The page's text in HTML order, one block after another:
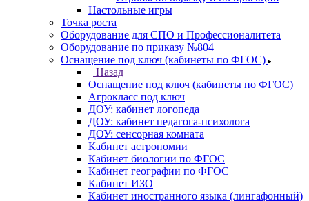
Настольные игры
Точка роста
Оборудование для СПО и Профессионалитета
Оборудование по приказу №804
Оснащение под ключ (кабинеты по ФГОС)
Назад
Оснащение под ключ (кабинеты по ФГОС)
Агрокласс под ключ
ДОУ: кабинет логопеда
ДОУ: кабинет педагога-психолога
ДОУ: сенсорная комната
Кабинет астрономии
Кабинет биологии по ФГОС
Кабинет географии по ФГОС
Кабинет ИЗО
Кабинет иностранного языка (лингафонный)